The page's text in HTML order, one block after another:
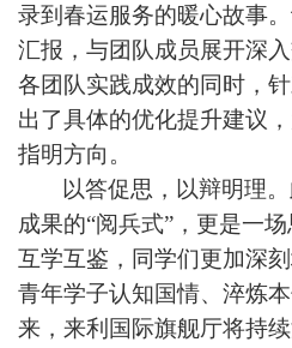
录到春运服务的暖心故事。
汇报，与团队成员展开深
各团队实践成效的同时，
出了具体的优化提升建议
指明方向 。
以答促思，以辩明理
成果的“阅兵式”，更是一
互学互鉴，同学们更加深
青年学子认知国情、淬炼
来，来利国际旗舰厅将持